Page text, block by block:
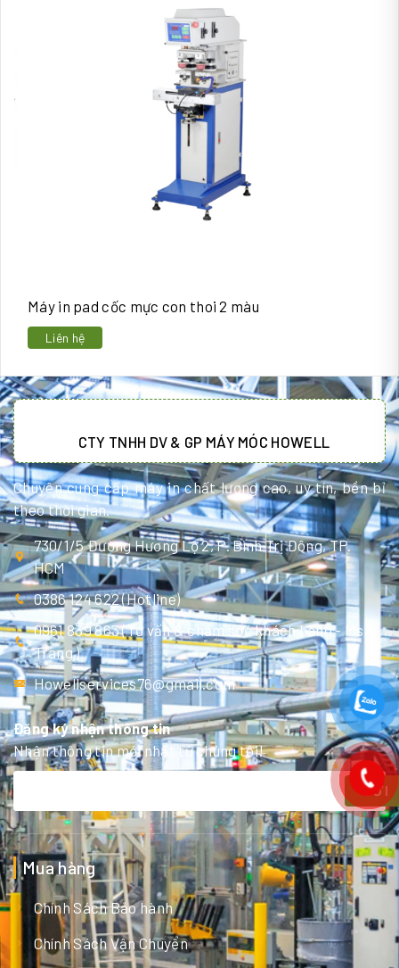
Máy in pad cốc mực con thoi 2 màu
Liên hệ
CTY TNHH DV & GP MÁY MÓC HOWELL
Chuyên cung cấp máy in chất lượng cao, uy tín, bền bỉ
theo thời gian.
730/1/5 Đường Hương Lộ 2, P. Bình Trị Đông, TP.
HCM
0386 124 622 (Hotline)
0961 839 863 (Tư vấn & chăm sóc khách hàng - Ms
Trang )
Howellservices76@gmail.com
Đăng ký nhận thông tin
Nhận thông tin mới nhất từ chúng tôi!
GỬI
Mua hàng
Chính Sách Bảo hành
Chính Sách Vận Chuyển